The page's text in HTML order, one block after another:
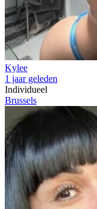
Kylee
1 jaar geleden
Individueel
Brussels